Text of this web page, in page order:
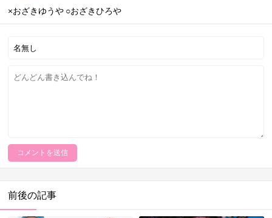
×おざきゆうや ○おざきひろや
前後の記事